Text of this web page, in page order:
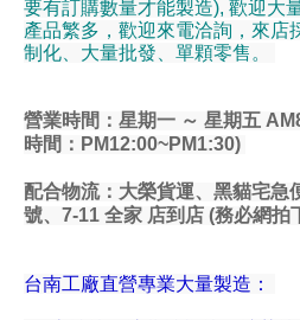
要有訂購數量才能製造), 歡迎大
產品繁多，歡迎來電洽詢，來店
制化、大量批發、單顆零售。
營業時間：星期一 ～ 星期五
時間：PM12:00~PM1:30)
配合物流：大榮貨運、黑貓宅急
號、7-11 全家 店到店 (務必網拍
台南工廠直營專業大量製造：